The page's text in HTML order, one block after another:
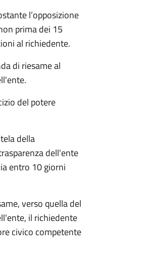
l’opposizione
prima dei 15
al richiedente.
di riesame al
del potere
della
dell'ente
entro 10 giorni
verso quella del
il richiedente
civico competente